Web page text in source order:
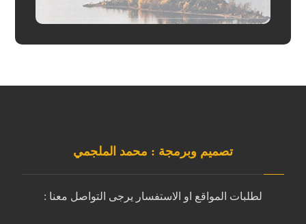
تصميم وبرمجة : محمد الملجمي
لطلبات المواقع او الاستفسار يرجى التواصل معنا :